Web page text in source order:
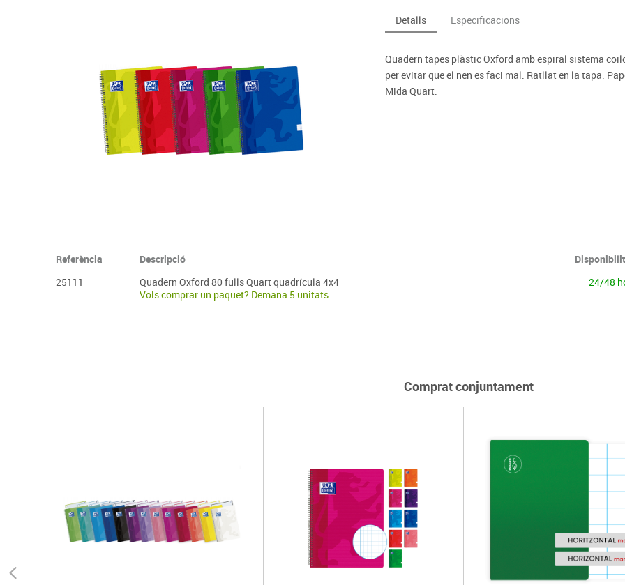
Higiene
Dibuix tècnic i artístic
Material escolar
Jocs simbòlics
Videoprojecció
Taules escolars, abatibles i polivalents
Penjadors, prestatges i taquilles
Cadires, bancs i tamborets
Entrenament
Foam
Detalls Especificacions
Quadern tapes plàstic Oxford amb espiral sistema
per evitar que el nen es faci mal. Ratllat en la tapa.
Mida Quart.
Referència Descripció
25111
Quadern Oxford 80 fulls Quart quadrícula 4x4
Vols comprar un paquet? Demana 5 unitats
24/48
Comprat conjuntament